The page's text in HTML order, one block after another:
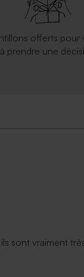
offerts pour
à prendre une
sont vraiment